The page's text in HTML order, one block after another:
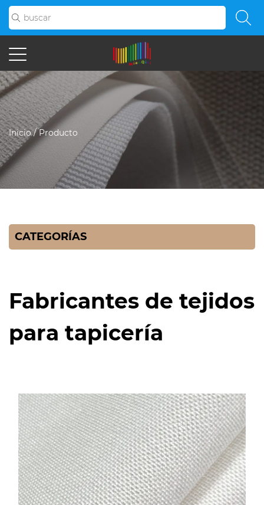
Inicio/Producto
CATEGORÍAS
Fabricantes de tejidos
para tapicería